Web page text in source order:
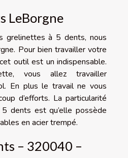
LeBorgne
grelinettes à 5 dents, nous
Pour bien travailler votre
outil est un indispensable.
vous allez travailler
En plus le travail ne vous
d’efforts. La particularité
dents est qu’elle possède
en acier trempé.
– 320040 –